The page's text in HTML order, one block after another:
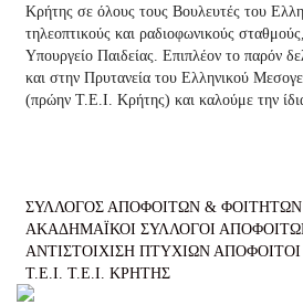
Κρήτης σε όλους τους Βουλευτές του
τηλεοπτικούς και ραδιοφωνικούς
Υπουργείο Παιδείας. Επιπλέον το παρόν
και στην Πρυτανεία του Ελληνικού
(πρώην Τ.Ε.Ι. Κρήτης) και καλούμε την
ΣΥΛΛΟΓΟΣ ΑΠΟΦΟΙΤΩΝ & ΦΟΙΤΗΤΩΝ
ΑΚΑΔΗΜΑΪΚΟΙ ΣΥΛΛΟΓΟΙ
ΑΝΤΙΣΤΟΙΧΙΣΗ ΠΤΥΧΙΩΝ ΑΠΟΦΟΙΤΟΙ
Τ.Ε.Ι. Τ.Ε.Ι. ΚΡΗΤΗΣ